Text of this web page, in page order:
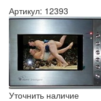
Артикул: 12393
Уточнить наличие